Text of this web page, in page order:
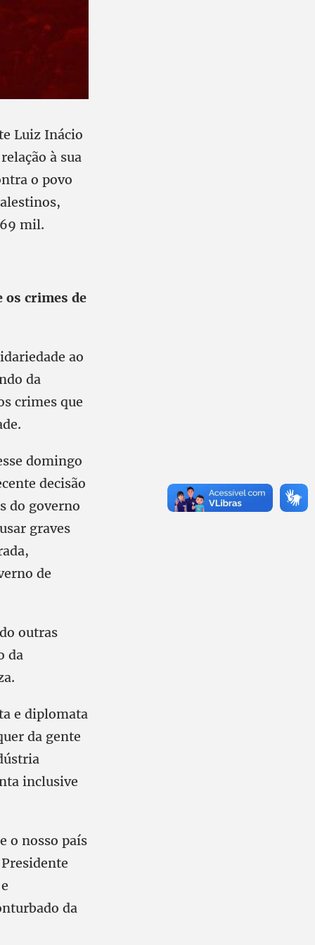
Luiz Inácio
à sua
o povo
mil.
os crimes de
ao
da
crimes que
domingo
decisão
do governo
graves
de
outras
da
e diplomata
da gente
inclusive
o nosso país
da